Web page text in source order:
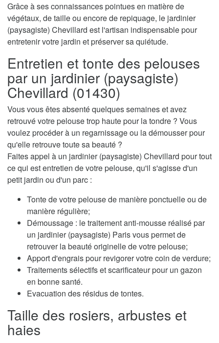
Grâce à ses connaissances pointues en matière de
végétaux, de taille ou encore de repiquage, le jardinier
(paysagiste) Chevillard est l'artisan indispensable pour
entretenir votre jardin et préserver sa quiétude.
Entretien et tonte des pelouses
par un jardinier (paysagiste)
Chevillard (01430)
Vous vous êtes absenté quelques semaines et avez
retrouvé votre pelouse trop haute pour la tondre ? Vous
voulez procéder à un regarnissage ou la démousser pour
qu'elle retrouve toute sa beauté ?
Faites appel à un jardinier (paysagiste) Chevillard pour tout
ce qui est entretien de votre pelouse, qu'il s'agisse d'un
petit jardin ou d'un parc :
Tonte de votre pelouse de manière ponctuelle ou de
manière régulière;
Démoussage : le traitement anti-mousse réalisé par
un jardinier (paysagiste) Paris vous permet de
retrouver la beauté originelle de votre pelouse;
Apport d'engrais pour revigorer votre coin de verdure;
Traitements sélectifs et scarificateur pour un gazon
en bonne santé.
Evacuation des résidus de tontes.
Taille des rosiers, arbustes et
haies